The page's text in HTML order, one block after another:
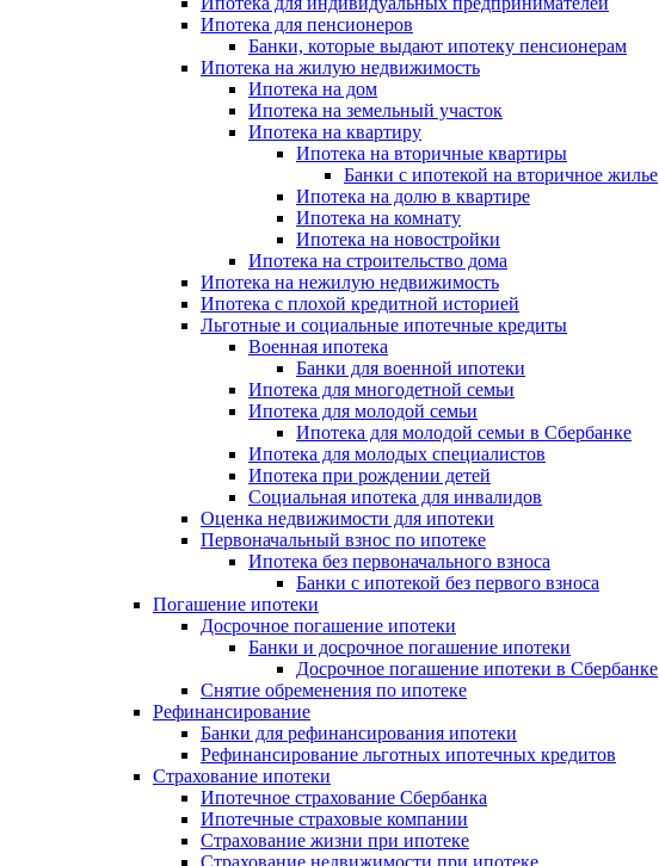
Ипотека для пенсионеров
Банки, которые выдают ипотеку пенсионерам
Ипотека на жилую недвижимость
Ипотека на дом
Ипотека на земельный участок
Ипотека на квартиру
Ипотека на вторичные квартиры
Банки с ипотекой на вторичное жилье
Ипотека на долю в квартире
Ипотека на комнату
Ипотека на новостройки
Ипотека на строительство дома
Ипотека на нежилую недвижимость
Ипотека с плохой кредитной историей
Льготные и социальные ипотечные кредиты
Военная ипотека
Банки для военной ипотеки
Ипотека для многодетной семьи
Ипотека для молодой семьи
Ипотека для молодой семьи в Сбербанке
Ипотека для молодых специалистов
Ипотека при рождении детей
Социальная ипотека для инвалидов
Оценка недвижимости для ипотеки
Первоначальный взнос по ипотеке
Ипотека без первоначального взноса
Банки с ипотекой без первого взноса
Погашение ипотеки
Досрочное погашение ипотеки
Банки и досрочное погашение ипотеки
Досрочное погашение ипотеки в Сбербанке
Снятие обременения по ипотеке
Рефинансирование
Банки для рефинансирования ипотеки
Рефинансирование льготных ипотечных кредитов
Страхование ипотеки
Ипотечное страхование Сбербанка
Ипотечные страховые компании
Страхование жизни при ипотеке
Страхование недвижимости при ипотеке